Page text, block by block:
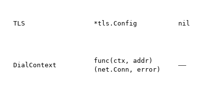
TLS *tls.Config nil
DialContext
func(ctx, addr)
(net.Conn, error)
—